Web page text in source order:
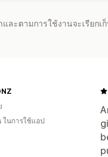
ละตามการใช้งานจะเรียกเ
ในการใช้แอป